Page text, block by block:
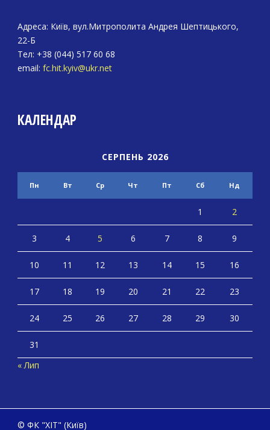
Адреса: Київ, вул.Митрополита Андрея Шептицького,
22-Б
Тел: +38 (044) 517 60 68
email: fc.hit.kyiv@ukr.net
КАЛЕНДАР
СЕРПЕНЬ 2026
Пн Вт Ср Чт Пт Сб Нд
1 2
3 4 5 6 7 8 9
10 11 12 13 14 15 16
17 18 19 20 21 22 23
24 25 26 27 28 29 30
31
« Лип
© ФК "ХІТ" (Київ)